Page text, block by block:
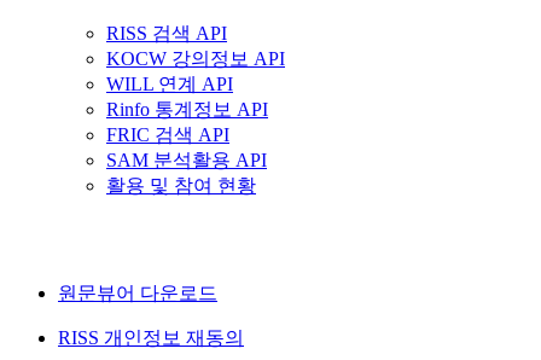
RISS 검색 API
KOCW 강의정보 API
WILL 연계 API
Rinfo 통계정보 API
FRIC 검색 API
SAM 분석활용 API
활용 및 참여 현황
원문뷰어 다운로드
RISS 개인정보 재동의